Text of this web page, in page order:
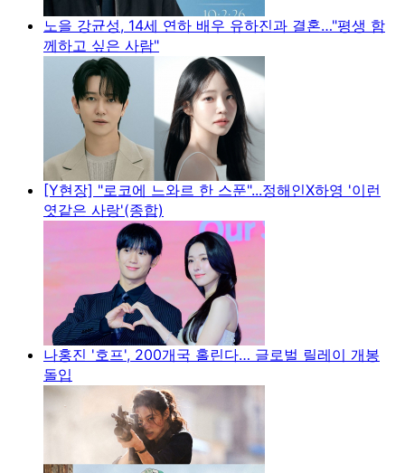
노을 강균성, 14세 연하 배우 유하진과 결혼…"평생 함
께하고 싶은 사람"
[Y현장] "로코에 느와르 한 스푼"...정해인X하영 '이런
엿같은 사랑'(종합)
나홍진 '호프', 200개국 홀린다… 글로벌 릴레이 개봉
돌입